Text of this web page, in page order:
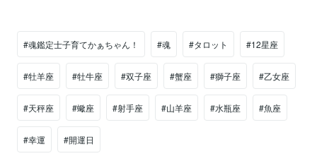
#魂鑑定士子育てかぁちゃん！ #魂 #タロット #12星座
#牡羊座 #牡牛座 #双子座 #蟹座 #獅子座 #乙女座
#天秤座 #蠍座 #射手座 #山羊座 #水瓶座 #魚座
#幸運 #開運日